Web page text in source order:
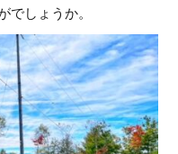
でしょうか。